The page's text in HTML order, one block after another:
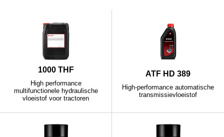
1000 THF
High performance
multifunctionele hydraulische
vloeistof voor tractoren
ATF HD 389
High-performance automatische
transmissievloeistof